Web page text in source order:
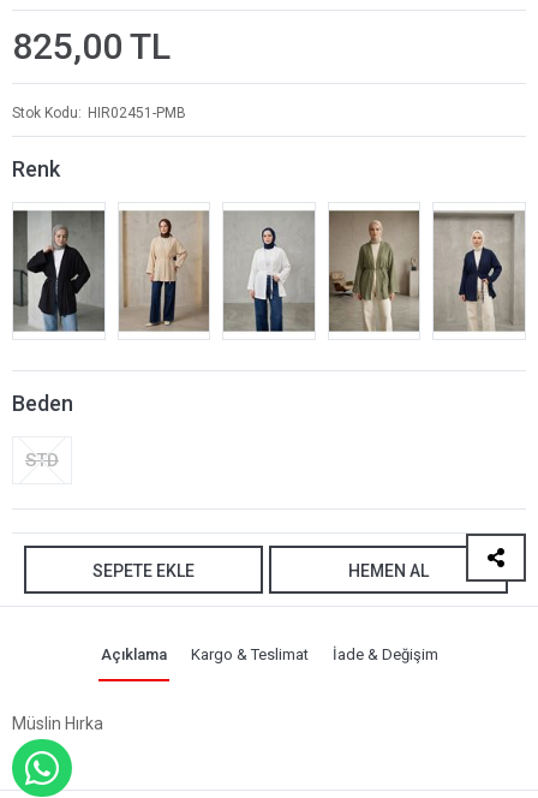
825,00 TL
Stok Kodu HIR02451-PMB
Renk
Beden
STD
SEPETE EKLE HEMEN AL
Açıklama Kargo & Teslimat İade & Değişim
Müslin Hırka